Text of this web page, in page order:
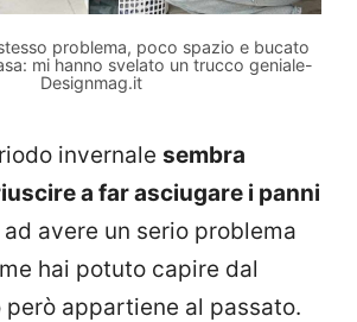
problema, poco spazio e bucato
mi hanno svelato un trucco geniale-
Designmag.it
invernale sembra
a far asciugare i panni
ad avere un serio problema
hai potuto capire dal
appartiene al passato.